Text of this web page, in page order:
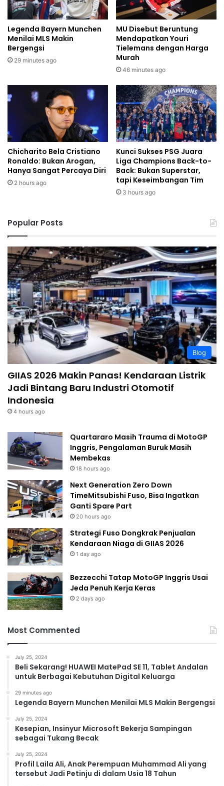
Legenda Bayern Munchen
Menilai MLS Makin
Bergengsi
29 minutes ago
MU Disebut Beruntung
Mendapatkan Youri
Tielemans dengan Harga
Murah
46 minutes ago
Chicharito Bela Cristiano
Ronaldo: Bukan Arogan,
Hanya Sangat Percaya Diri
2 hours ago
Kunci Sukses PSG Juara
Liga Champions Back-to-
Back: Bukan Superstar,
tapi Keseimbangan Tim
3 hours ago
Popular Posts
Blog
GIIAS 2026 Makin Panas! Kendaraan Listrik
Jadi Bintang Baru Industri Otomotif
Indonesia
4 hours ago
Quartararo Masih Trauma di MotoGP
Inggris, Pengalaman Buruk Masih
Membekas
18 hours ago
Next Generation Zero Down
TimeMitsubishi Fuso, Bisa Ingatkan
Ganti Spare Part
20 hours ago
Strategi Fuso Dongkrak Penjualan
Kendaraan Niaga di GIIAS 2026
1 day ago
Bezzecchi Tatap MotoGP Inggris Usai
Jeda Penuh Kerja Keras
2 days ago
Most Commented
July 25, 2024
Beli Sekarang! HUAWEI MatePad SE 11, Tablet Andalan
untuk Berbagai Kebutuhan Digital Keluarga
29 minutes ago
Legenda Bayern Munchen Menilai MLS Makin Bergengsi
July 25, 2024
Kesepian, Insinyur Microsoft Bekerja Sampingan
sebagai Tukang Becak
July 25, 2024
Profil Laila Ali, Anak Perempuan Muhammad Ali yang
tersebut Jadi Petinju di dalam Usia 18 Tahun